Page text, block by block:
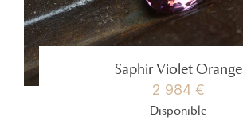
Saphir Violet Orange
2 984 €
Disponible